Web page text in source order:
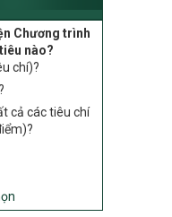
số nội dung
tiêu chí quốc
đoạn 2026 –
lý nhà nước
trường
tiêu quốc
giảm nghèo
tế – xã hội
số và miền
đoạn I: Từ
Chương trình
nào?
chí)?
cả các tiêu chí